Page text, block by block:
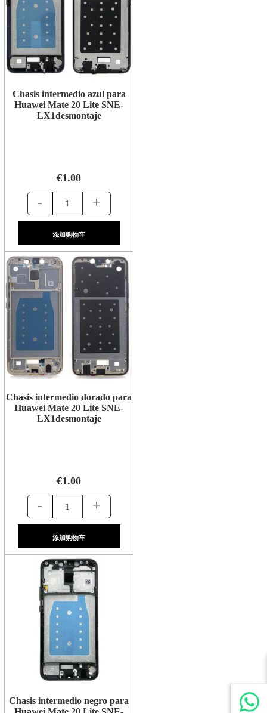
Chasis intermedio azul para
Huawei Mate 20 Lite SNE-
LX1desmontaje
€1.00
- +
添加购物车
Chasis intermedio dorado para
Huawei Mate 20 Lite SNE-
LX1desmontaje
€1.00
- +
添加购物车
Chasis intermedio negro para